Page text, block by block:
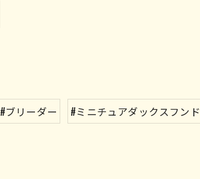
#ブリーダー #ミニチュアダックスフンド